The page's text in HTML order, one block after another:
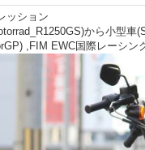
ッション
から小型車
,FIM EWC国際レーシン